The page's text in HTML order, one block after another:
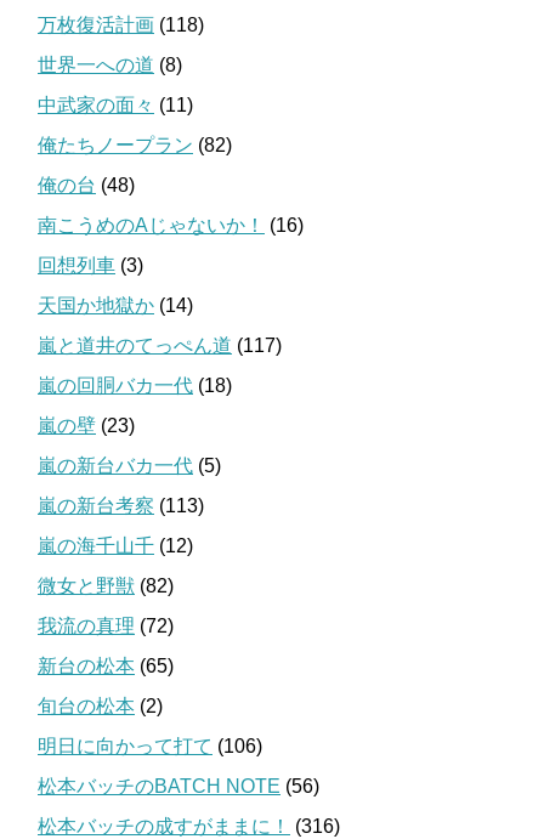
万枚復活計画 (118)
世界一への道 (8)
中武家の面々 (11)
俺たちノープラン (82)
俺の台 (48)
南こうめのAじゃないか！
(16)
回想列車 (3)
天国か地獄か (14)
嵐と道井のてっぺん道 (117)
嵐の回胴バカ一代 (18)
嵐の壁 (23)
嵐の新台バカ一代 (5)
嵐の新台考察 (113)
嵐の海千山千 (12)
微女と野獣 (82)
我流の真理 (72)
新台の松本 (65)
旬台の松本 (2)
明日に向かって打て (106)
松本バッチのBATCH NOTE (56)
松本バッチの成すがままに！
(316)